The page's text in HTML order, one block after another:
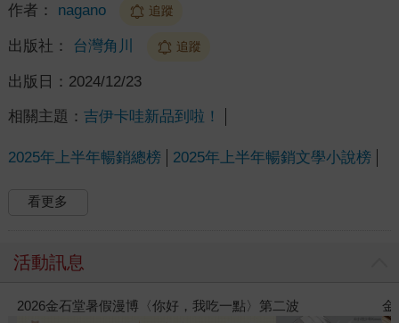
作者： nagano 追蹤
出版社： 台灣角川 追蹤
出版日： 2024/12/23
相關主題： 吉伊卡哇新品到啦！
2025年上半年暢銷總榜 2025年上半年暢銷文學小說榜
看更多
活動訊息
金石堂2026海外優惠：電子書